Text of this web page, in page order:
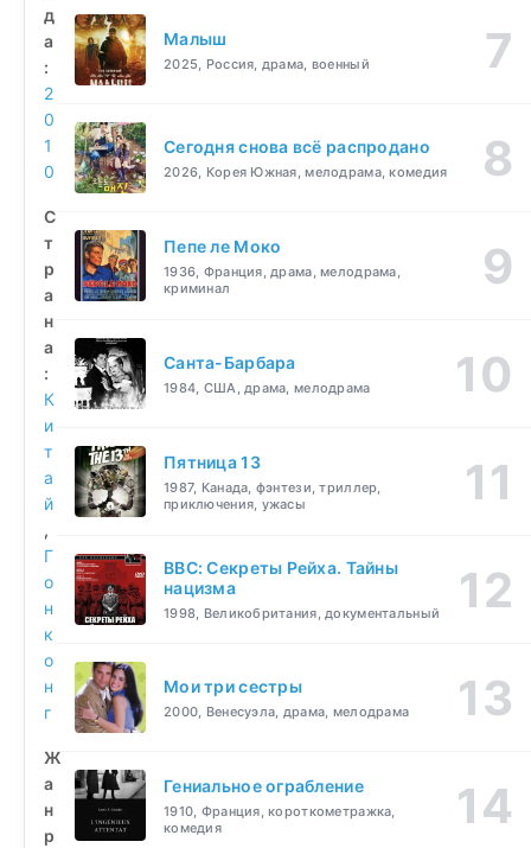
д
а
:
2
0
1
0
С
т
р
а
н
а
:
К
и
т
а
й
,
Г
о
н
к
о
н
г
Ж
а
н
р
Малыш
2025, Россия, драма, военный
Сегодня снова всё распродано
2026, Корея Южная, мелодрама, комедия
Пепе ле Моко
1936, Франция, драма, мелодрама,
криминал
Санта-Барбара
1984, США, драма, мелодрама
Пятница 13
1987, Канада, фэнтези, триллер,
приключения, ужасы
BBC: Секреты Рейха. Тайны
нацизма
1998, Великобритания, документальный
Мои три сестры
2000, Венесуэла, драма, мелодрама
Гениальное ограбление
1910, Франция, короткометражка,
комедия